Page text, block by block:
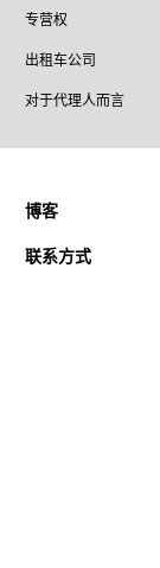
专营权
出租车公司
对于代理人而言
博客
联系方式